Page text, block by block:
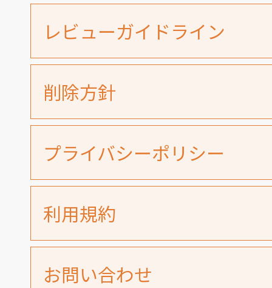
レビューガイドライン
削除方針
プライバシーポリシー
利用規約
お問い合わせ